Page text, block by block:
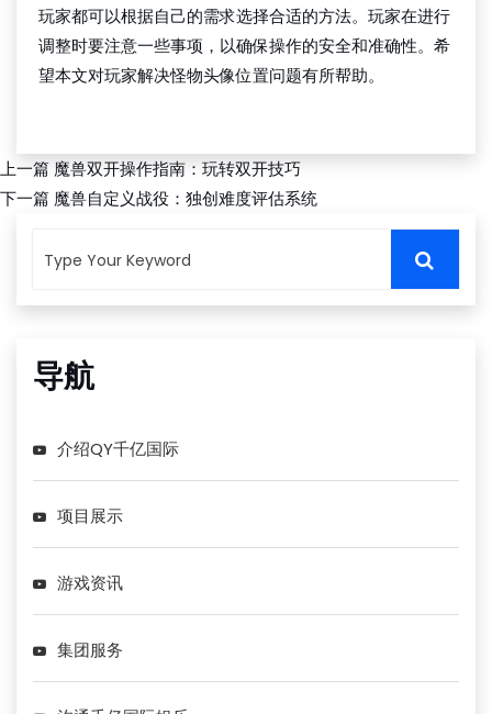
玩家都可以根据自己的需求选择合适的方法。玩家在进行
调整时要注意一些事项，以确保操作的安全和准确性。希
望本文对玩家解决怪物头像位置问题有所帮助。
上一篇 魔兽双开操作指南：玩转双开技巧
下一篇 魔兽自定义战役：独创难度评估系统
导航
介绍QY千亿国际
项目展示
游戏资讯
集团服务